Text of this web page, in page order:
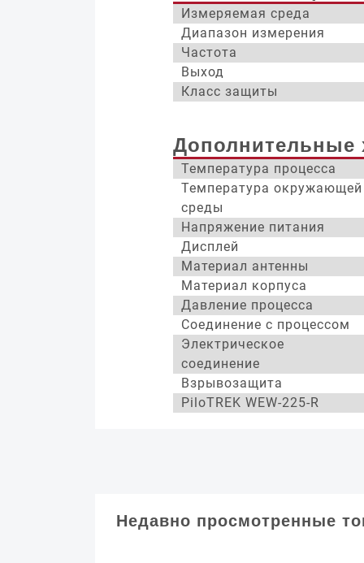
Измеряемая среда
Диапазон измерения
Частота
Выход
Класс защиты
Дополнительные
Температура процесса
Температура окружающей
среды
Напряжение питания
Дисплей
Материал антенны
Материал корпуса
Давление процесса
Соединение с процессом
Электрическое
соединение
Взрывозащита
PiloTREK WEW-225-R
Недавно просмотренные